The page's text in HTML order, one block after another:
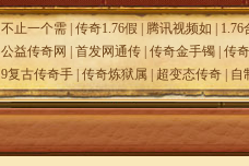
不止一个需 传奇1.76假 腾讯视频如
1.76
公益传奇网 首发网通传 传奇金手镯 传
9复古传奇手 传奇炼狱属 超变态传奇 自